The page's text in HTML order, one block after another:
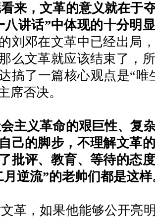
来，文革的意义就在于
八讲话”中体现的十分明
刘邓在文革中已经出局
么文革就应该结束了，
搞了一篇核心观点是“唯
席否决。
主义革命的艰巨性、复
己的脚步，不理解文革
批评、教育、等待的态
月逆流”的老帅们都是这样
革，如果他能够公开亮